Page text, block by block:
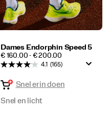
Dames Endorphin Speed 5
PRICE
€ 160.00 - € 200.00
4.1 (165)
Snel erin doen
Snel en licht